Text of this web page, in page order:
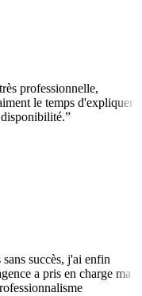
professionnelle,
le temps d'expliquer
”
succès, j'ai enfin
a pris en charge ma